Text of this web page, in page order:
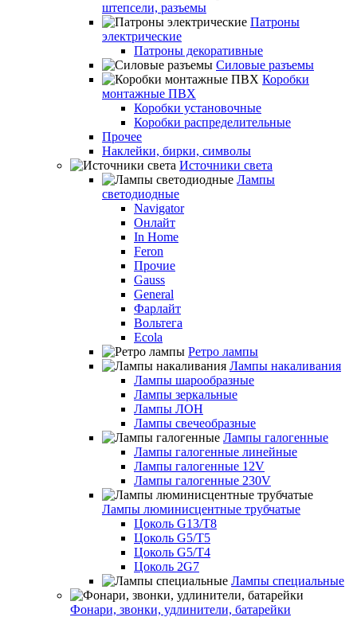
штепсели, разъемы
Патроны
электрические
Патроны декоративные
Силовые разъемы
Коробки
монтажные ПВХ
Коробки установочные
Коробки распределительные
Прочее
Наклейки, бирки, символы
Источники света
Лампы
светодиодные
Navigator
Онлайт
In Home
Feron
Прочие
Gauss
General
Фарлайт
Вольтега
Ecola
Ретро лампы
Лампы накаливания
Лампы шарообразные
Лампы зеркальные
Лампы ЛОН
Лампы свечеобразные
Лампы галогенные
Лампы галогенные линейные
Лампы галогенные 12V
Лампы галогенные 230V
Лампы люминисцентные трубчатые
Цоколь G13/T8
Цоколь G5/Т5
Цоколь G5/T4
Цоколь 2G7
Лампы специальные
Фонари, звонки, удлинители, батарейки